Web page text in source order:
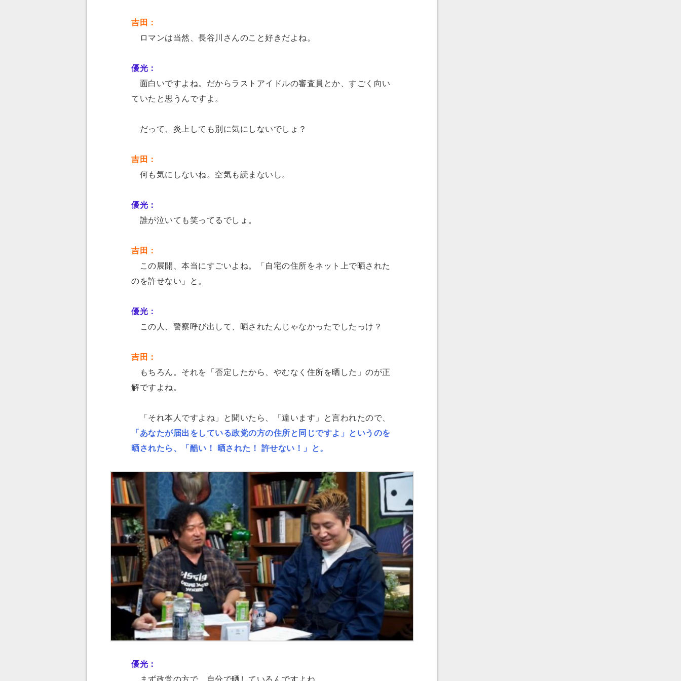
吉田：
ロマンは当然、長谷川さんのこと好きだよね。
優光：
面白いですよね。だからラストアイドルの審査員とか、すごく向い
ていたと思うんですよ。
だって、炎上しても別に気にしないでしょ？
吉田：
何も気にしないね。 空気も読まないし。
優光：
誰が泣いても笑ってるでしょ。
吉田：
この展開、本当にすごいよね。「自宅の住所をネット上で晒された
のを許せない」と。
優光：
この人、警察呼び出して、晒されたんじゃなかったでしたっけ？
吉田：
もちろん。それを「否定したから、やむなく住所を晒した」のが正
解ですよね。
「それ本人ですよね」と聞いたら、「違います」と言われたので、
「あなたが届出をしている政党の方の住所と同じですよ」というのを
晒されたら、「酷い！ 晒された！ 許せない！」と。
優光：